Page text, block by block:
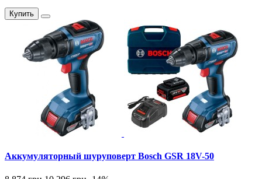
Купить
Аккумуляторный шуруповерт Bosch GSR 18V-50